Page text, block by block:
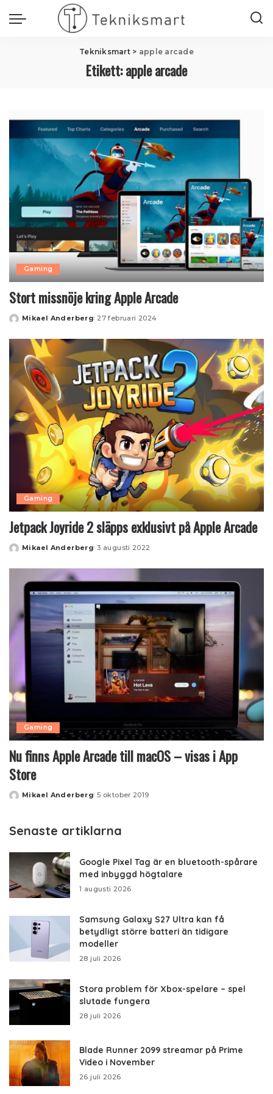
Tekniksmart> apple arcade
Etikett:apple arcade
Gaming
Stort missnöje kring Apple Arcade
Posted
Mikael Anderberg 27 februari 2024
Gaming
Jetpack Joyride 2 släpps exklusivt på Apple Arcade
Posted
Mikael Anderberg 3 augusti 2022
Gaming
Nu finns Apple Arcade till macOS – visas i App
Store
Posted
Mikael Anderberg 5 oktober 2019
Senaste artiklarna
Google Pixel Tag är en bluetooth-spårare
med inbyggd högtalare
1 augusti 2026
Samsung Galaxy S27 Ultra kan få
betydligt större batteri än tidigare
modeller
28 juli 2026
Stora problem för Xbox-spelare – spel
slutade fungera
28 juli 2026
Blade Runner 2099 streamar på Prime
Video i November
26 juli 2026